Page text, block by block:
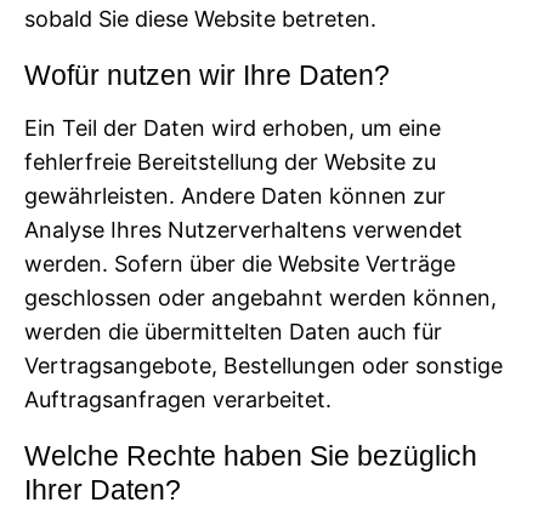
sobald Sie diese Website betreten.
Wofür nutzen wir Ihre Daten?
Ein Teil der Daten wird erhoben, um eine
fehlerfreie Bereitstellung der Website zu
gewährleisten. Andere Daten können zur
Analyse Ihres Nutzerverhaltens verwendet
werden. Sofern über die Website Verträge
geschlossen oder angebahnt werden können,
werden die übermittelten Daten auch für
Vertragsangebote, Bestellungen oder sonstige
Auftragsanfragen verarbeitet.
Welche Rechte haben Sie bezüglich
Ihrer Daten?